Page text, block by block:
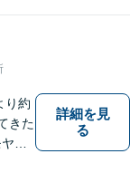
囲
の
。
り約
きた
モ
詳細を見
る